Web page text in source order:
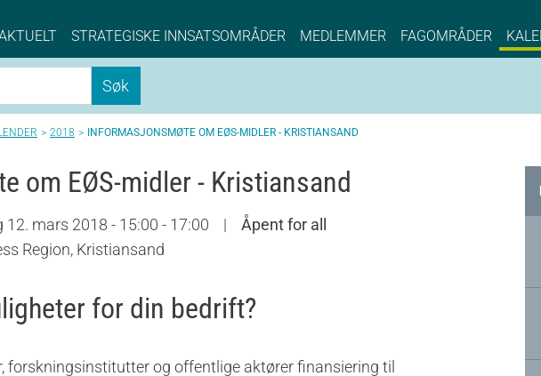
Cluster | NCE EYDE, Norwegian Center of Expertise,
STRATEGISKE INNSATSOMRÅDER MEDLEMMER FAGOMRÅDER
Søk
2018 INFORMASJONSMØTE OM EØS-MIDLER - KRISTIANSAND
om EØS-midler - Kristiansand
12. mars 2018 - 15:00 - 17:00 |
Åpent for all
Region, Kristiansand
for din bedrift?
forskningsinstitutter og offentlige aktører finansiering til